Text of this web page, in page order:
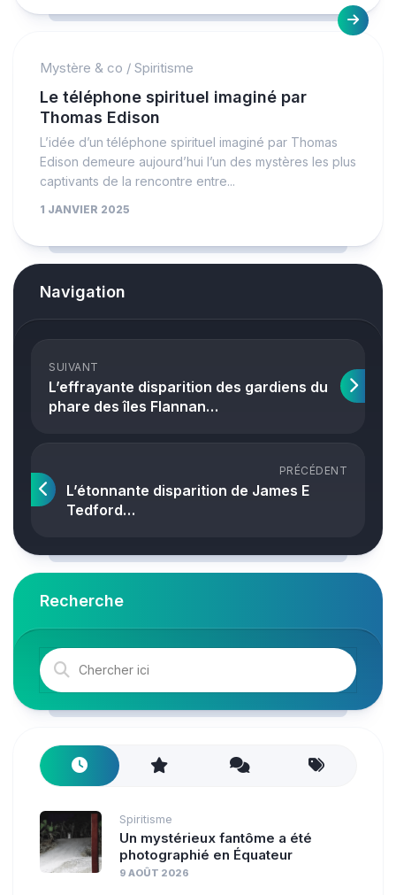
Mystère & co / Spiritisme
Le téléphone spirituel imaginé par
Thomas Edison
L’idée d’un téléphone spirituel imaginé par Thomas
Edison demeure aujourd’hui l’un des mystères les plus
captivants de la rencontre entre...
1 JANVIER 2025
Navigation
SUIVANT
L’effrayante disparition des gardiens du
phare des îles Flannan…
PRÉCÉDENT
L’étonnante disparition de James E
Tedford…
Recherche
Spiritisme
Un mystérieux fantôme a été
photographié en Équateur
9 AOÛT 2026